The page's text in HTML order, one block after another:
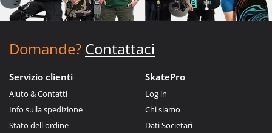
Domande? Contattaci
Servizio clienti
Aiuto & Contatti
Info sulla spedizione
Stato dell'ordine
SkatePro
Log in
Chi siamo
Dati Societari